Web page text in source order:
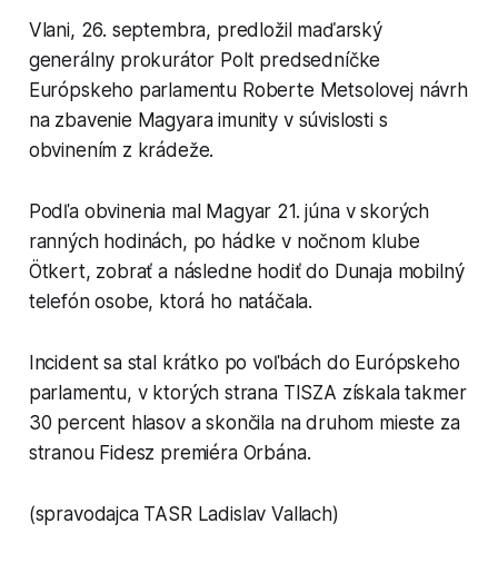
Vlani, 26. septembra, predložil maďarský
generálny prokurátor Polt predsedníčke
Európskeho parlamentu Roberte Metsolovej návrh
na zbavenie Magyara imunity v súvislosti s
obvinením z krádeže.
Podľa obvinenia mal Magyar 21. júna v skorých
ranných hodinách, po hádke v nočnom klube
Ötkert, zobrať a následne hodiť do Dunaja mobilný
telefón osobe, ktorá ho natáčala.
Incident sa stal krátko po voľbách do Európskeho
parlamentu, v ktorých strana TISZA získala takmer
30 percent hlasov a skončila na druhom mieste za
stranou Fidesz premiéra Orbána.
(spravodajca TASR Ladislav Vallach)